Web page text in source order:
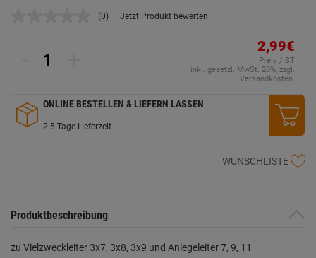
Kein
(0) Jetzt Produkt bewerten
2,99€
Preis / ST
inkl. gesetzl. MwSt. 20%, zzgl.
Versandkosten.
ONLINE BESTELLEN & LIEFERN LASSEN
2-5 Tage Lieferzeit
WUNSCHLISTE
Produktbeschreibung
zu Vielzweckleiter 3x7, 3x8, 3x9 und Anlegeleiter 7, 9, 11